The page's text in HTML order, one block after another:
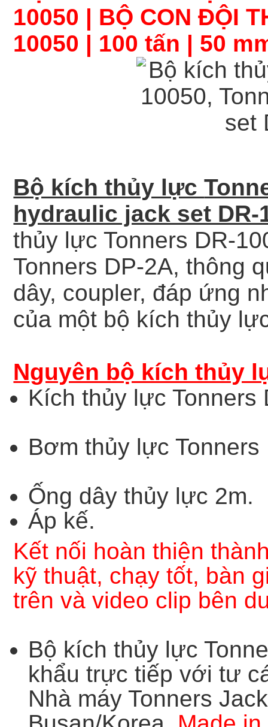
10050 | BỘ CON ĐỘI
10050 | 100 tấn | 50
Bộ kích thủy lực
hydraulic jack set DR-
thủy lực Tonners DR-
Tonners DP-2A, thông
dây, coupler, đáp ứng
của một bộ kích thủy
Nguyên bộ kích thủy
Kích thủy lực
Bơm thủy lực
Ống dây thủy lực 2m.
Áp kế.
Kết nối hoàn thiện
kỹ thuật, chạy tốt, bàn
trên và video clip bên
Bộ kích thủy lực
khẩu trực tiếp với tư
Nhà máy Tonners